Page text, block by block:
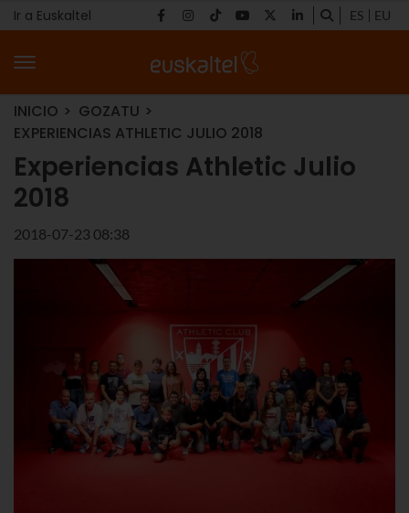
Ir a Euskaltel ES EU
INICIO
GOZATU
EXPERIENCIAS ATHLETIC JULIO 2018
Experiencias Athletic Julio
2018
2018-07-23 08:38